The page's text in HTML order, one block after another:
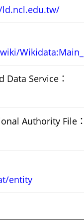
Data Service：
Authority File
entity